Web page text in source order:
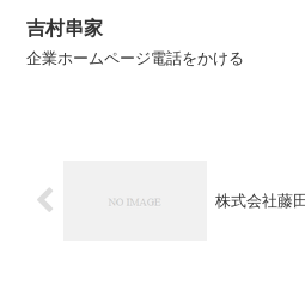
吉村串家
企業ホームページ電話をかける
株式会社藤